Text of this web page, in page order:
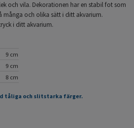
och vila. Dekorationen har en stabil fot som
många och olika sätt i ditt akvarium.
i ditt akvarium.
9 cm
9 cm
8 cm
tåliga och slitstarka färger.